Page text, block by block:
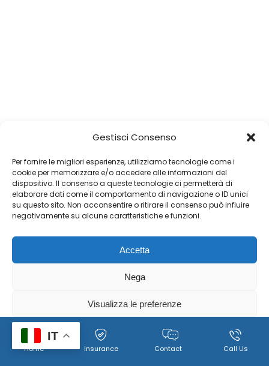
Gestisci Consenso
Per fornire le migliori esperienze, utilizziamo tecnologie come i
cookie per memorizzare e/o accedere alle informazioni del
dispositivo. Il consenso a queste tecnologie ci permetterà di
elaborare dati come il comportamento di navigazione o ID unici
su questo sito. Non acconsentire o ritirare il consenso può influire
negativamente su alcune caratteristiche e funzioni.
Accetta
Nega
Visualizza le preferenze
Cookie
Policy
Policy per il trattamento dei dati personali, immagini e
video
Home Insurance Contact Call Us
IT